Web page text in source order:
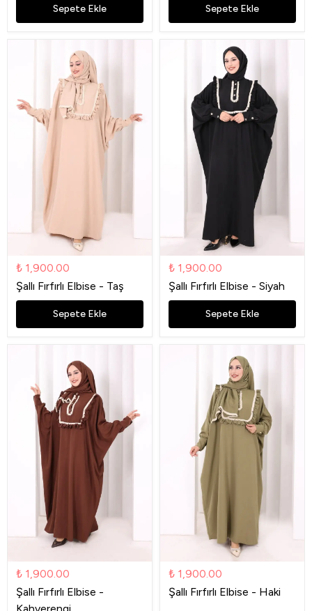
Sepete Ekle Sepete Ekle
₺ 1,900.00
Şallı Fırfırlı Elbise - Taş
Sepete Ekle
₺ 1,900.00
Şallı Fırfırlı Elbise - Siyah
Sepete Ekle
₺ 1,900.00
Şallı Fırfırlı Elbise -
Kahverengi
₺ 1,900.00
Şallı Fırfırlı Elbise - Haki